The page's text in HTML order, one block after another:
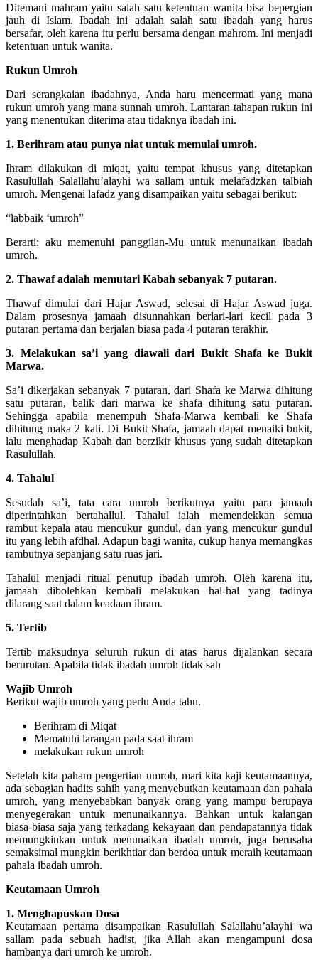
Ditemani mahram yaitu salah satu ketentuan wanita bisa bepergian
jauh di Islam. Ibadah ini adalah salah satu ibadah yang harus
bersafar, oleh karena itu perlu bersama dengan mahrom. Ini menjadi
ketentuan untuk wanita.
Rukun Umroh
Dari serangkaian ibadahnya, Anda haru mencermati yang mana
rukun umroh yang mana sunnah umroh. Lantaran tahapan rukun ini
yang menentukan diterima atau tidaknya ibadah ini.
1. Berihram atau punya niat untuk memulai umroh.
Ihram dilakukan di miqat, yaitu tempat khusus yang ditetapkan
Rasulullah Salallahu’alayhi wa sallam untuk melafadzkan talbiah
umroh. Mengenai lafadz yang disampaikan yaitu sebagai berikut:
“labbaik ‘umroh”
Berarti: aku memenuhi panggilan-Mu untuk menunaikan ibadah
umroh.
2. Thawaf adalah memutari Kabah sebanyak 7 putaran.
Thawaf dimulai dari Hajar Aswad, selesai di Hajar Aswad juga.
Dalam prosesnya jamaah disunnahkan berlari-lari kecil pada 3
putaran pertama dan berjalan biasa pada 4 putaran terakhir.
3. Melakukan sa’i yang diawali dari Bukit Shafa ke Bukit
Marwa.
Sa’i dikerjakan sebanyak 7 putaran, dari Shafa ke Marwa dihitung
satu putaran, balik dari marwa ke shafa dihitung satu putaran.
Sehingga apabila menempuh Shafa-Marwa kembali ke Shafa
dihitung maka 2 kali. Di Bukit Shafa, jamaah dapat menaiki bukit,
lalu menghadap Kabah dan berzikir khusus yang sudah ditetapkan
Rasulullah.
4. Tahalul
Sesudah sa’i, tata cara umroh berikutnya yaitu para jamaah
diperintahkan bertahallul. Tahalul ialah memendekkan semua
rambut kepala atau mencukur gundul, dan yang mencukur gundul
itu yang lebih afdhal. Adapun bagi wanita, cukup hanya memangkas
rambutnya sepanjang satu ruas jari.
Tahalul menjadi ritual penutup ibadah umroh. Oleh karena itu,
jamaah dibolehkan kembali melakukan hal-hal yang tadinya
dilarang saat dalam keadaan ihram.
5. Tertib
Tertib maksudnya seluruh rukun di atas harus dijalankan secara
berurutan. Apabila tidak ibadah umroh tidak sah
Wajib Umroh
Berikut wajib umroh yang perlu Anda tahu.
Berihram di Miqat
Mematuhi larangan pada saat ihram
melakukan rukun umroh
Setelah kita paham pengertian umroh, mari kita kaji keutamaannya,
ada sebagian hadits sahih yang menyebutkan keutamaan dan pahala
umroh, yang menyebabkan banyak orang yang mampu berupaya
menyegerakan untuk menunaikannya. Bahkan untuk kalangan
biasa-biasa saja yang terkadang kekayaan dan pendapatannya tidak
memungkinkan untuk menunaikan ibadah umroh, juga berusaha
semaksimal mungkin berikhtiar dan berdoa untuk meraih keutamaan
pahala ibadah umroh.
Keutamaan Umroh
1. Menghapuskan Dosa
Keutamaan pertama disampaikan Rasulullah Salallahu’alayhi wa
sallam pada sebuah hadist, jika Allah akan mengampuni dosa
hambanya dari umroh ke umroh.